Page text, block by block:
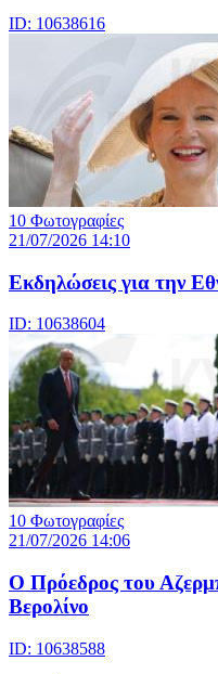
ID: 10638616
10 Φωτογραφίες
21/07/2026 14:10
Eκδηλώσεις για την
ID: 10638604
10 Φωτογραφίες
21/07/2026 14:06
Ο Πρόεδρος του
Βερολίνο
ID: 10638588